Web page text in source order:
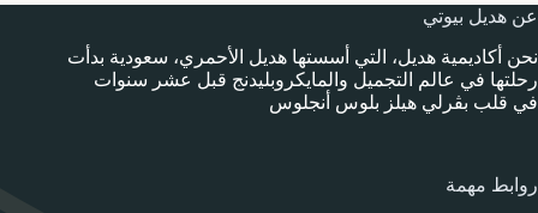
عن هديل بيوتي
نحن أكاديمية هديل، التي أسستها هديل الأحمري، سعودية بدأت
رحلتها في عالم التجميل والمايكروبليدنج قبل عشر سنوات
في قلب بڤرلي هيلز بلوس أنجلوس
روابط مهمة